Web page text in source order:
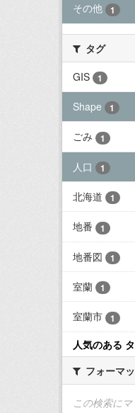
その他
1
タグ
GIS
1
Shape 1
ごみ 1
人口 1
北海道 1
地番 1
地番図 1
室蘭 1
室蘭市 1
人気のある
フォーマ
この検索に